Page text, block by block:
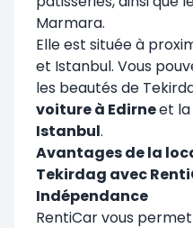
Marmara.
Elle est située à
et Istanbul. Vous
les beautés de
voiture à Edirneet la
Istanbul.
Avantages de la
Tekirdag avec
Indépendance
RentiCar vous